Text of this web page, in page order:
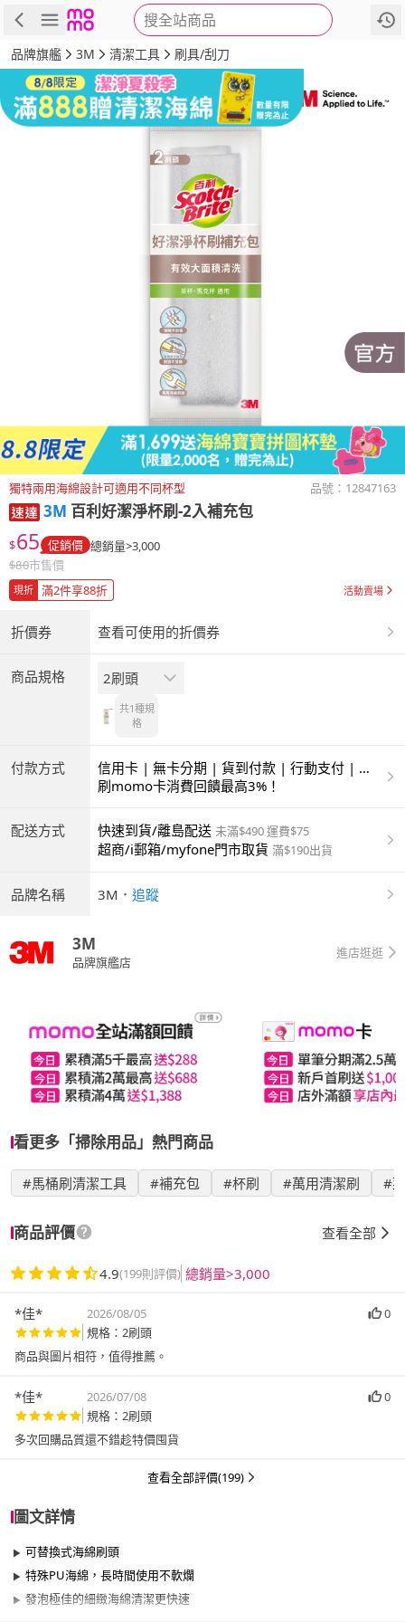
搜全站商品
商品 評價 詳情
品牌旗艦 3M 清潔工具 刷具/刮刀
獨特兩用海綿設計可適用不同杯型 品號： 12847163
3M 百利好潔淨杯刷-2入補充包
$65 促銷價 總銷量>3,000
$80市售價
現折 滿2件享88折 活動賣場
折價券 查看可使用的折價券
商品規格 2刷頭
共1種規
格
付款方式
信用卡 | 無卡分期 | 貨到付款 | 行動支付 | 超
商付款 | ATM | 銀聯卡
刷momo卡消費回饋最高3%！
配送方式 快速到貨/離島配送 未滿$490 運費$75
超商/i郵箱/myfone門市取貨 滿$190出貨
品牌名稱 3M ． 追蹤
3M
品牌旗艦店
進店逛逛
看更多「掃除用品」熱門商品
#馬桶刷清潔工具 #補充包 #杯刷 #萬用清潔刷 #
商品評價 查看全部
4.9(199則評價) 總銷量>3,000
*佳* 2026/08/05
0
規格：2刷頭
商品與圖片相符，值得推薦。
*佳* 2026/07/08
0
規格：2刷頭
多次回購品質還不錯趁特價囤貨
查看全部評價(199)
圖文詳情
可替換式海綿刷頭
特殊PU海綿，長時間使用不軟爛
發泡極佳的細緻海綿清潔更快速